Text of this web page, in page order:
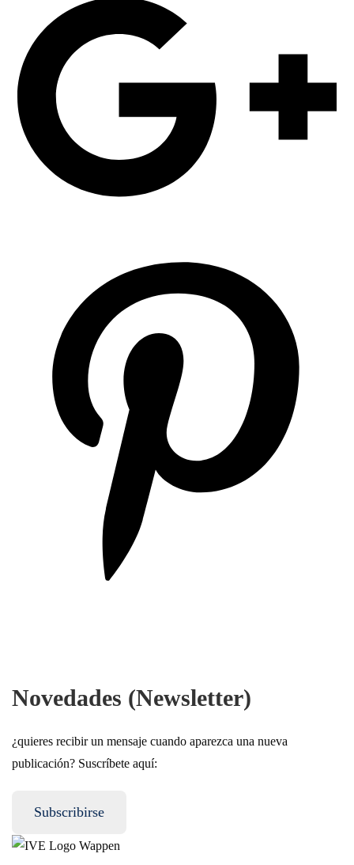
Novedades (Newsletter)
¿quieres recibir un mensaje cuando aparezca una nueva
publicación? Suscríbete aquí:
Subscribirse